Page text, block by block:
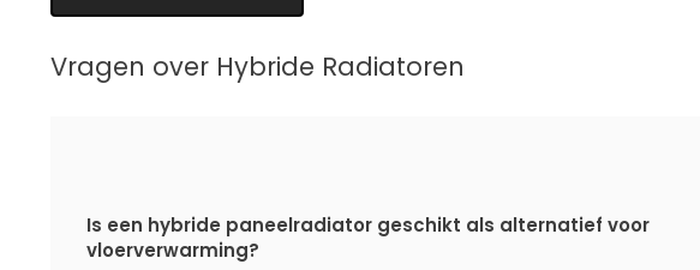
Vragen over Hybride Radiatoren
Is een hybride paneelradiator geschikt als alternatief voor
vloerverwarming?